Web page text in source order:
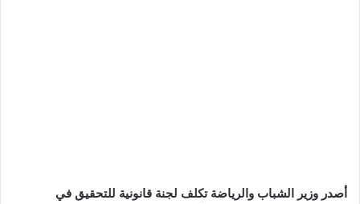
أصدر وزير الشباب والرياضة تكلف لجنة قانونية للتحقيق في